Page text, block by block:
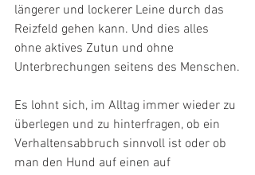
längerer und lockerer Leine durch das
Reizfeld gehen kann. Und dies alles
ohne aktives Zutun und ohne
Unterbrechungen seitens des Menschen.
Es lohnt sich, im Alltag immer wieder zu
überlegen und zu hinterfragen, ob ein
Verhaltensabbruch sinnvoll ist oder ob
man den Hund auf einen auf